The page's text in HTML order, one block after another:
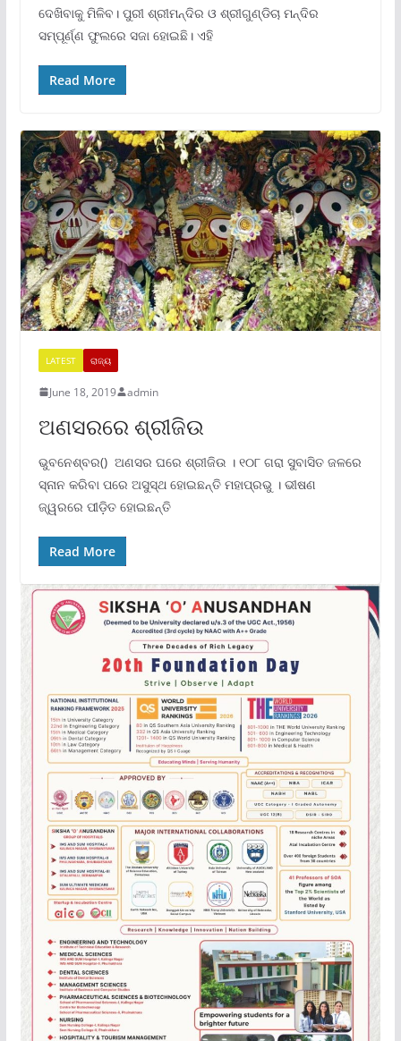
ଦେଖିବାକୁ ମିଳିବ। ପୁରୀ ଶ୍ରୀମନ୍ଦିର ଓ ଶ୍ରୀଗୁଣ୍ଡିଚା ମନ୍ଦିର
ସମ୍ପୂର୍ଣ୍ଣ ଫୁଲରେ ସଜା ହୋଇଛି। ଏହି
Read More
LATEST ରାଜ୍ୟ
June 18, 2019 admin
ଅଣସରରେ ଶ୍ରୀଜିଉ
ଭୁବନେଶ୍ବର() ଅଣସର ଘରେ ଶ୍ରୀଜିଉ । ୧୦୮ ଗରା ସୁବାସିତ ଜଳରେ
ସ୍ନାନ କରିବା ପରେ ଅସୁସ୍ଥ ହୋଇଛନ୍ତି ମହାପ୍ରଭୁ । ଭୀଷଣ
ଜ୍ୱରରେ ପୀଡ଼ିତ ହୋଇଛନ୍ତି
Read More